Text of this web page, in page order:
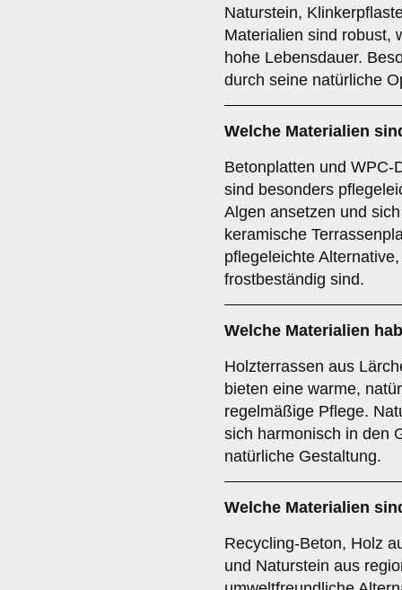
Naturstein,
Materialien sind robust,
hohe Lebensdauer.
durch seine natürliche
Welche Materialien
Betonplatten und WPC-
sind besonders
Algen ansetzen und
keramische
pflegeleichte
frostbeständig sind.
Welche Materialien
Holzterrassen aus
bieten eine warme,
regelmäßige Pflege.
sich harmonisch in den
natürliche Gestaltung.
Welche Materialien
Recycling-Beton, Holz
und Naturstein aus